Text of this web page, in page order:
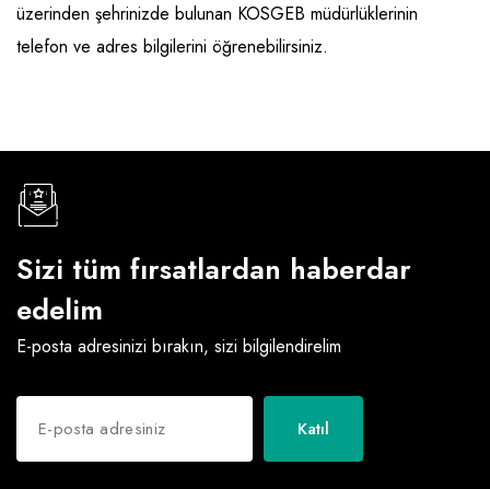
üzerinden şehrinizde bulunan KOSGEB müdürlüklerinin
telefon ve adres bilgilerini öğrenebilirsiniz.
Sizi tüm fırsatlardan haberdar
edelim
E-posta adresinizi bırakın, sizi bilgilendirelim
Katıl